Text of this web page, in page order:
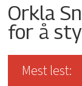
Orkla
for å
Mest lest: